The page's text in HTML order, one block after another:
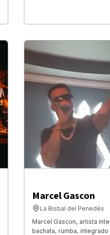
Marcel Gascon
La Bisbal del Penedès
Marcel Gascon, artista
bachata, rumba,